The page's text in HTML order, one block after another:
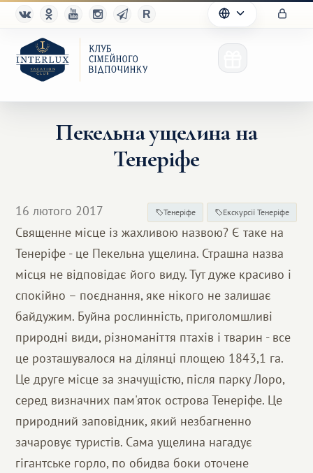
Партнерам
Благотворительность
Пекельна ущелина на
Тенеріфе
16 лютого 2017 Тенеріфе Екскурсії Тенеріфе
Священне місце із жахливою назвою? Є таке на
Тенеріфе - це Пекельна ущелина. Страшна назва
місця не відповідає його виду. Тут дуже красиво і
спокійно – поєднання, яке нікого не залишає
байдужим. Буйна рослинність, приголомшливі
природні види, різноманіття птахів і тварин - все
це розташувалося на ділянці площею 1843,1 га.
Це друге місце за значущістю, після парку Лоро,
серед визначних пам'яток острова Тенеріфе. Це
природний заповідник, який незбагненно
зачаровує туристів. Сама ущелина нагадує
гігантське горло, по обидва боки оточене